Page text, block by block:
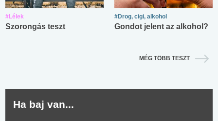
#Lélek
Szorongás teszt
#Drog, cigi, alkohol
Gondot jelent az alkohol?
MÉG TÖBB TESZT
Ha baj van...